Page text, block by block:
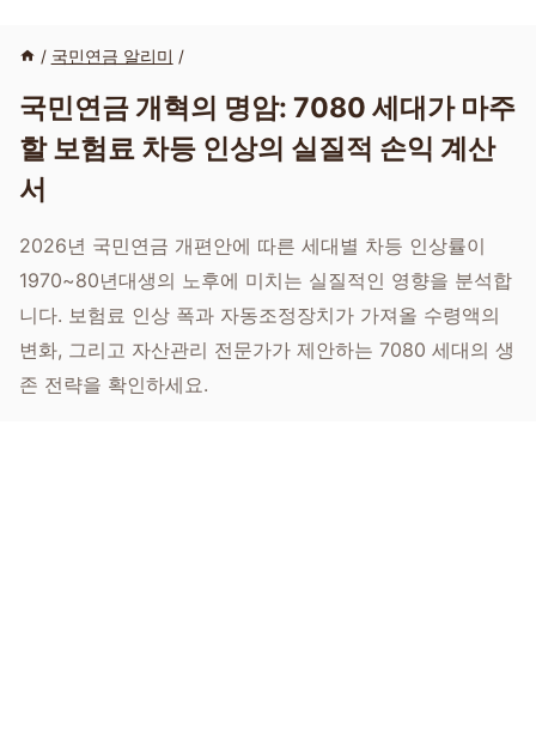
/ 국민연금 알리미 /
국민연금 개혁의 명암: 7080 세대가 마주
할 보험료 차등 인상의 실질적 손익 계산
서
2026년 국민연금 개편안에 따른 세대별 차등 인상률이
1970~80년대생의 노후에 미치는 실질적인 영향을 분석합
니다. 보험료 인상 폭과 자동조정장치가 가져올 수령액의
변화, 그리고 자산관리 전문가가 제안하는 7080 세대의 생
존 전략을 확인하세요.